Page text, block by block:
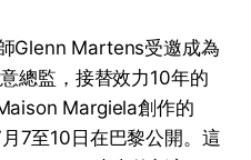
Glenn Martens受邀成為
總監，接替效力10年的
Margiela創作的
7至10日在巴黎公開。這